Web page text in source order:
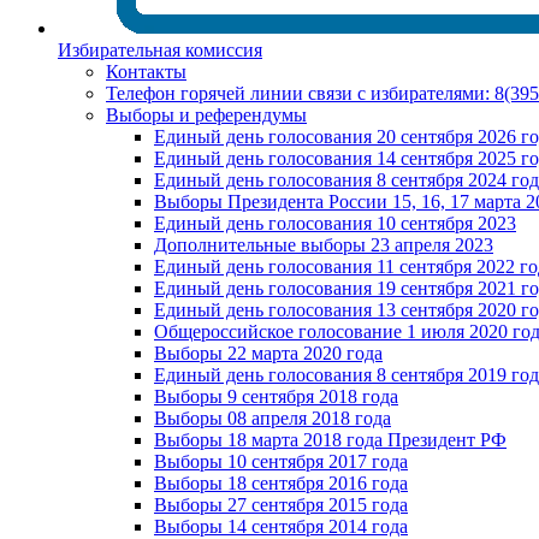
Избирательная комиссия
Контакты
Телефон горячей линии связи с избирателями:
Выборы и референдумы
Единый день голосования 20 сентября 2026
Единый день голосования 14 сентября 2025
Единый день голосования 8 сентября 2024
Выборы Президента России 15, 16, 17 марта
Единый день голосования 10 сентября 2023
Дополнительные выборы 23 апреля 2023
Единый день голосования 11 сентября 2022
Единый день голосования 19 сентября 2021
Единый день голосования 13 сентября 2020
Общероссийское голосование 1 июля 2020
Выборы 22 марта 2020 года
Единый день голосования 8 сентября 2019
Выборы 9 сентября 2018 года
Выборы 08 апреля 2018 года
Выборы 18 марта 2018 года Президент РФ
Выборы 10 сентября 2017 года
Выборы 18 сентября 2016 года
Выборы 27 сентября 2015 года
Выборы 14 сентября 2014 года